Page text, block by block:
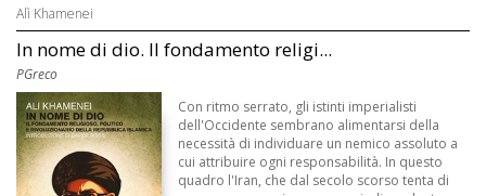
Alì Khamenei
In nome di dio. Il fondamento religi...
PGreco
Con ritmo serrato, gli istinti imperialisti
dell'Occidente sembrano alimentarsi della
necessità di individuare un nemico assoluto a
cui attribuire ogni responsabilità. In questo
quadro l'Iran, che dal secolo scorso tenta di